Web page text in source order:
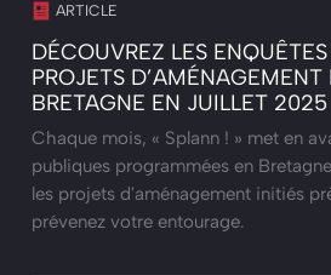
ARTICLE
DÉCOUVREZ LES
PROJETS D’AMÉNAGEMENT
BRETAGNE EN JUILLET 2025
Chaque mois, « Splann ! » met en
publiques programmées en
les projets d'aménagement initiés
prévenez votre entourage.